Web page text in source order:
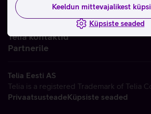
Keeldun mittevajalikest
Küpsiste seaded
Telia kontaktid
Partnerile
Telia Eesti AS
Telia is a registered Trademark of Telia
PrivaatsusteadeKüpsiste seaded